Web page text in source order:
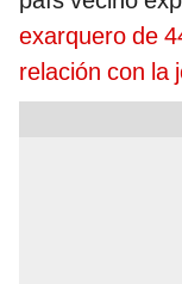
exarquero de
relación con la